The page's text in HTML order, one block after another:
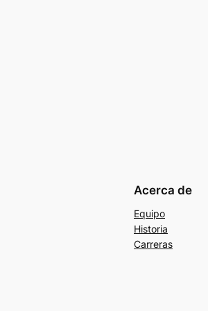
Acerca de
Equipo
Historia
Carreras